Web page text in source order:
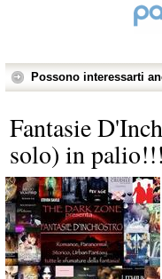
Possono interessarti
Fantasie
solo) in palio!!!